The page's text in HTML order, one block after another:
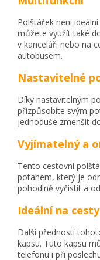
Polštářek není
můžete využít také
v kanceláři nebo na
autobusem.
Nastavitelné
Díky nastavitelným
přizpůsobíte svým
jednoduše zmenšit
Vyjímatelný a
Tento cestovní
potahem, který je
pohodlně vyčistit a
Ideální na cesty
Další předností
kapsu. Tuto kapsu
telefonu i při